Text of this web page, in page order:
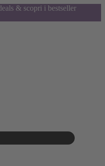
& scopri i bestseller